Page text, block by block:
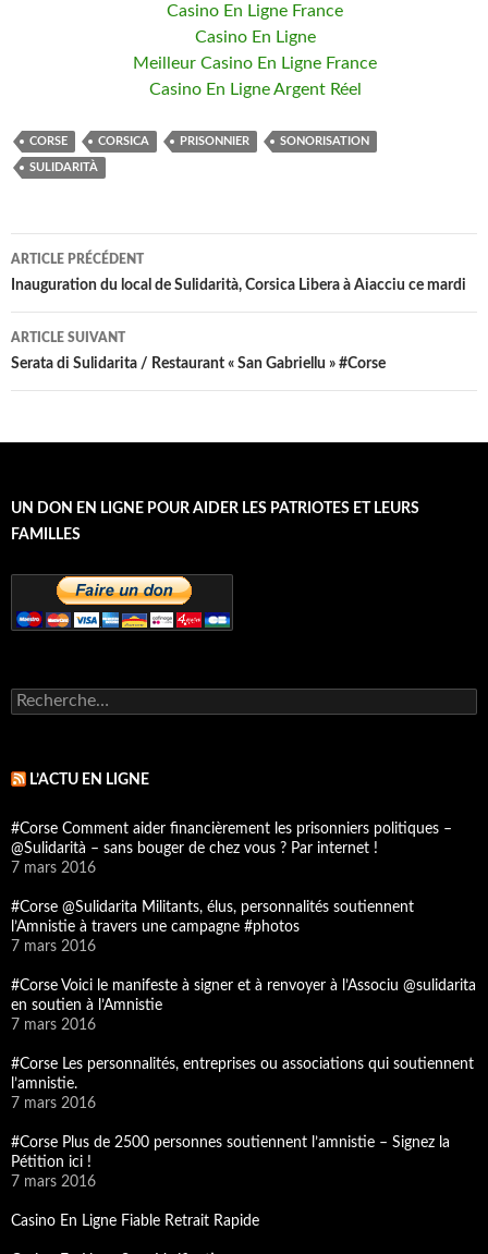
Casino En Ligne France
Casino En Ligne
Meilleur Casino En Ligne France
Casino En Ligne Argent Réel
CORSE CORSICA PRISONNIER SONORISATION
SULIDARITÀ
Navigation
de
l’article
ARTICLE PRÉCÉDENT
Inauguration du local de Sulidarità, Corsica Libera à Aiacciu ce mardi
ARTICLE SUIVANT
Serata di Sulidarita / Restaurant « San Gabriellu » #Corse
UN DON EN LIGNE POUR AIDER LES PATRIOTES ET LEURS
FAMILLES
R
e
e
h
e
r
:
L’ACTU EN LIGNE
#Corse Comment aider financièrement les prisonniers politiques –
@Sulidarità – sans bouger de chez vous ? Par internet !
7 mars 2016
#Corse @Sulidarita Militants, élus, personnalités soutiennent
l’Amnistie à travers une campagne #photos
7 mars 2016
#Corse Voici le manifeste à signer et à renvoyer à l’Associu @sulidarita
en soutien à l’Amnistie
7 mars 2016
#Corse Les personnalités, entreprises ou associations qui soutiennent
l’amnistie.
7 mars 2016
#Corse Plus de 2500 personnes soutiennent l’amnistie – Signez la
Pétition ici !
7 mars 2016
Casino En Ligne Fiable Retrait Rapide